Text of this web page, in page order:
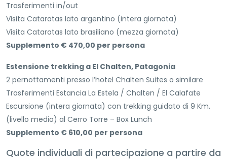
Trasferimenti in/out
Visita Cataratas lato argentino (intera giornata)
Visita Cataratas lato brasiliano (mezza giornata)
Supplemento € 470,00 per persona
Estensione trekking a El Chalten, Patagonia
2 pernottamenti presso l’hotel Chalten Suites o similare
Trasferimenti Estancia La Estela / Chalten / El Calafate
Escursione (intera giornata) con trekking guidato di 9 Km.
(livello medio) al Cerro Torre – Box Lunch
Supplemento € 610,00 per persona
Quote individuali di partecipazione a partire da